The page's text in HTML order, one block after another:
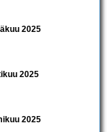
2025
2025
2025